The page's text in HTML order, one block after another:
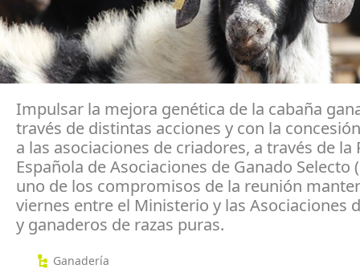
Impulsar la mejora genética de la cabaña
través de distintas acciones y con la
a las asociaciones de criadores, a través de la
Española de Asociaciones de Ganado Selecto
uno de los compromisos de la reunión
viernes entre el Ministerio y las Asociaciones
y ganaderos de razas puras.
Ganadería